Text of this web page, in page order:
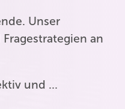
Unser
an
und …